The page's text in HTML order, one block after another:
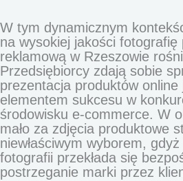
W tym dynamicznym
na wysokiej jakości fotografię
reklamową w Rzeszowie
Przedsiębiorcy zdają sobie
prezentacja produktów online
elementem sukcesu w
środowisku e-commerce. W
mało za zdjęcia produktowe
niewłaściwym wyborem,
fotografii przekłada się
postrzeganie marki przez